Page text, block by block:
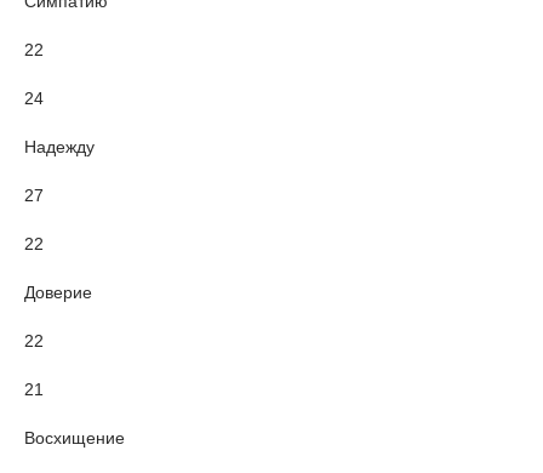
22
24
Надежду
27
22
Доверие
22
21
Восхищение